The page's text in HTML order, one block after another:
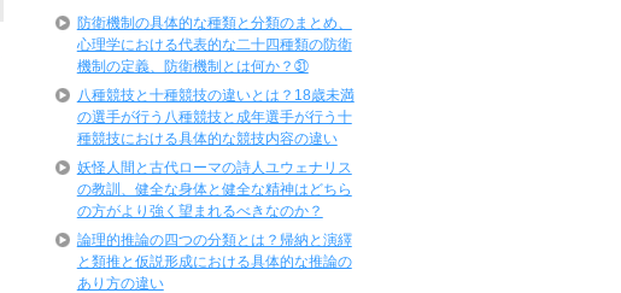
防衛機制の具体的な種類と分類のまとめ、
心理学における代表的な二十四種類の防衛
機制の定義、防衛機制とは何か？㉛
八種競技と十種競技の違いとは？18歳未満
の選手が行う八種競技と成年選手が行う十
種競技における具体的な競技内容の違い
妖怪人間と古代ローマの詩人ユウェナリス
の教訓、健全な身体と健全な精神はどちら
の方がより強く望まれるべきなのか？
論理的推論の四つの分類とは？帰納と演繹
と類推と仮説形成における具体的な推論の
あり方の違い